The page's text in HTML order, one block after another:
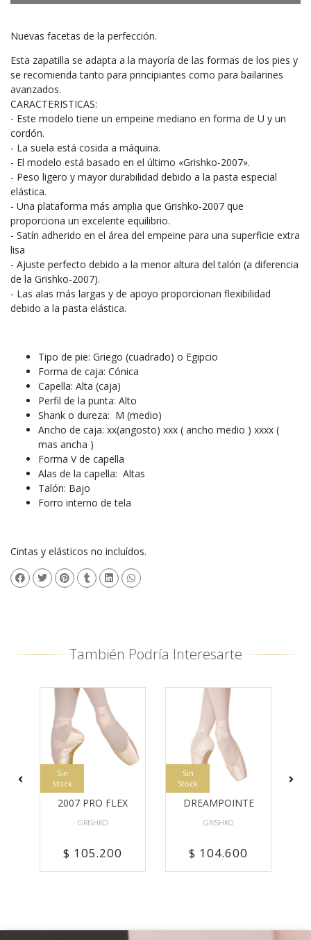
Nuevas facetas de la perfección.
Esta zapatilla se adapta a la mayoría de las formas de los pies y
se recomienda tanto para principiantes como para bailarines
avanzados.
CARACTERISTICAS:
- Este modelo tiene un empeine mediano en forma de U y un
cordón.
- La suela está cosida a máquina.
- El modelo está basado en el último «Grishko-2007».
- Peso ligero y mayor durabilidad debido a la pasta especial
elástica.
- Una plataforma más amplia que Grishko-2007 que
proporciona un excelente equilibrio.
- Satín adherido en el área del empeine para una superficie extra
lisa
- Ajuste perfecto debido a la menor altura del talón (a diferencia
de la Grishko-2007).
- Las alas más largas y de apoyo proporcionan flexibilidad
debido a la pasta elástica.
Tipo de pie: Griego (cuadrado) o Egipcio
Forma de caja: Cónica
Capella: Alta (caja)
Perfil de la punta: Alto
Shank o dureza: M (medio)
Ancho de caja: xx(angosto) xxx ( ancho medio ) xxxx (
mas ancha )
Forma V de capella
Alas de la capella: Altas
Talón: Bajo
Forro interno de tela
Cintas y elásticos no incluídos.
También Podría Interesarte
Sin
Stock
2007 PRO FLEX
GRISHKO
$ 105.200
Sin
Stock
DREAMPOINTE
GRISHKO
$ 104.600